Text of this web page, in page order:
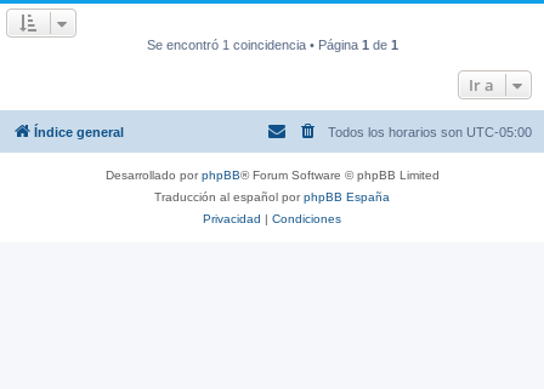
Se encontró 1 coincidencia • Página 1 de 1
Ir a
Índice general Todos los horarios son UTC-05:00
Desarrollado porphpBB® Forum Software © phpBB Limited
Traducción al español porphpBB España
Privacidad | Condiciones